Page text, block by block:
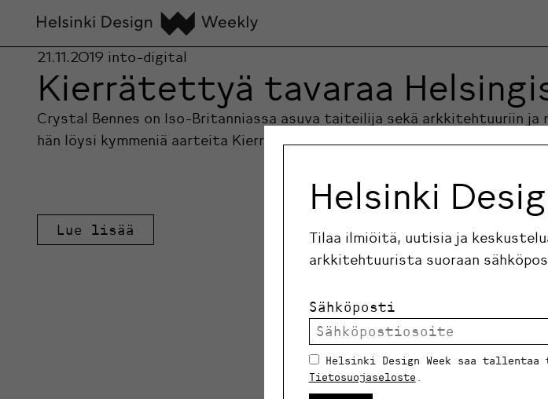
21.11.2019 into-digital
Kierrätettyä tavaraa
Crystal Bennes on Iso-Britanniassa asuva taiteilija sekä arkkitehtuuriin
hän löysi kymmeniä aarteita Kierrätyskeskuksesta.
Lue lisää
Helsinki
Tilaa ilmiöitä, uutisia ja
arkkitehtuurista suoraan
Sähköposti
Helsinki Design Week saa
Tietosuojaseloste